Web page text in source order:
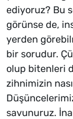
ediyoruz? Bu
görünse de,
yerden
bir sorudur.
olup bitenleri
zihnimizin
savunuruz.